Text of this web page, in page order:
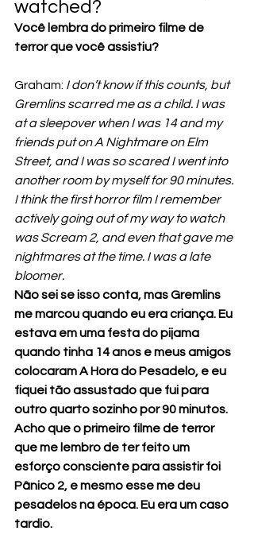
watched?
Você lembra do primeiro filme de
terror que você assistiu?
Graham: I don’t know if this counts, but
Gremlins scarred me as a child. I was
at a sleepover when I was 14 and my
friends put on A Nightmare on Elm
Street, and I was so scared I went into
another room by myself for 90 minutes.
I think the first horror film I remember
actively going out of my way to watch
was Scream 2, and even that gave me
nightmares at the time. I was a late
bloomer.
Não sei se isso conta, mas Gremlins
me marcou quando eu era criança. Eu
estava em uma festa do pijama
quando tinha 14 anos e meus amigos
colocaram A Hora do Pesadelo, e eu
fiquei tão assustado que fui para
outro quarto sozinho por 90 minutos.
Acho que o primeiro filme de terror
que me lembro de ter feito um
esforço consciente para assistir foi
Pânico 2, e mesmo esse me deu
pesadelos na época. Eu era um caso
tardio.